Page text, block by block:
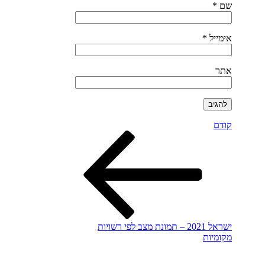
שם *
אימייל *
אתר
ניווט
הפוסט
קודם
ישראל 2021 – תמונת מצב לפי רשויות
מקומיות